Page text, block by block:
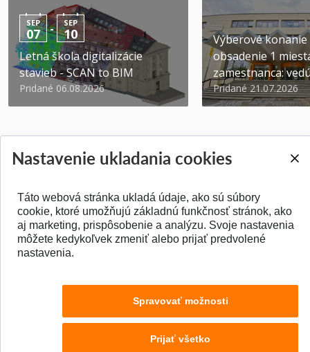
SEP
07 - SEP
10
Letná škola digitalizácie
stavieb - SCAN to BIM
Pridané 06.08.2026
Výberové konanie
obsadenie 1
zamestnanca:
Pridané 21.07.2026
SPÄŤ NA VRCH
Nastavenie ukladania cookies
Táto webová stránka ukladá údaje, ako sú súbory
cookie, ktoré umožňujú základnú funkčnosť stránok, ako
aj marketing, prispôsobenie a analýzu. Svoje nastavenia
môžete kedykoľvek zmeniť alebo prijať predvolené
nastavenia.
Spravovať možnosti
Prijať všetko